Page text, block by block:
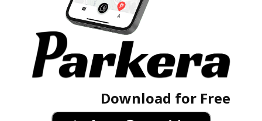
Download for Free